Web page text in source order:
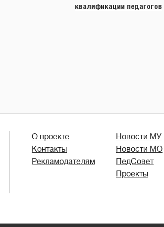
квалификации педагогов
О проекте
Контакты
Рекламодателям
Новости МУ
Новости МО
ПедСовет
Проекты